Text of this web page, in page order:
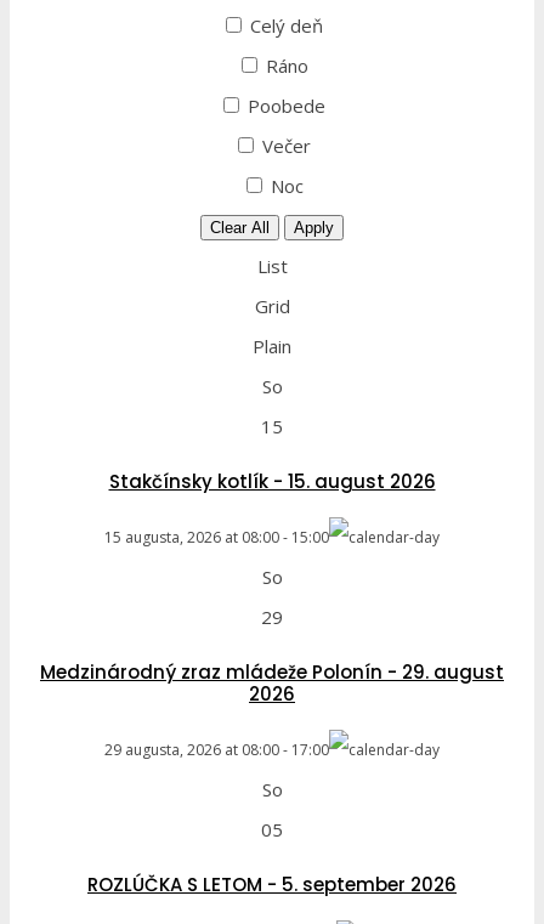
Celý deň
Ráno
Poobede
Večer
Noc
Clear All Apply
List
Grid
Plain
So
15
Stakčínsky kotlík - 15. august 2026
15 augusta, 2026 at 08:00- 15:00
So
29
Medzinárodný zraz mládeže Polonín - 29. august
2026
29 augusta, 2026 at 08:00- 17:00
So
05
ROZLÚČKA S LETOM - 5. september 2026